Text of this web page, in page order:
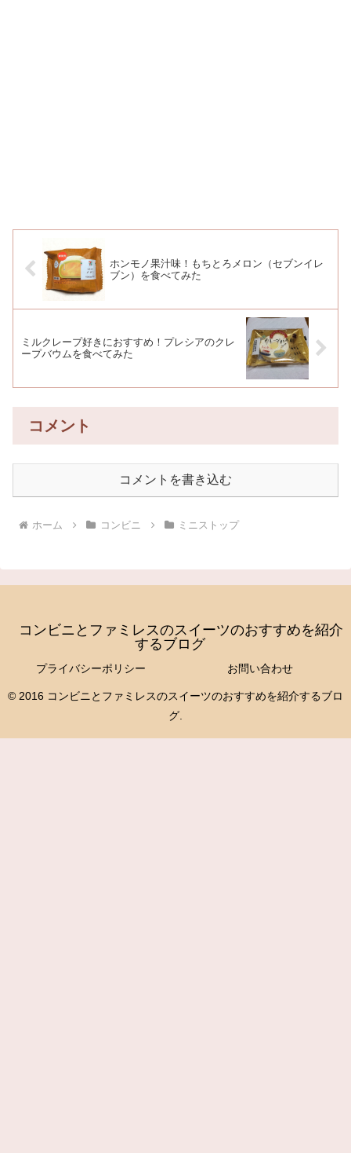
ホンモノ果汁味！もちとろメロン（セブンイレ
ブン）を食べてみた
ミルクレープ好きにおすすめ！プレシアのクレ
ープバウムを食べてみた
コメント
コメントを書き込む
ホーム コンビニ ミニストップ
コンビニとファミレスのスイーツのおすすめを紹介
するブログ
プライバシーポリシー お問い合わせ
© 2016 コンビニとファミレスのスイーツのおすすめを紹介するブロ
グ.